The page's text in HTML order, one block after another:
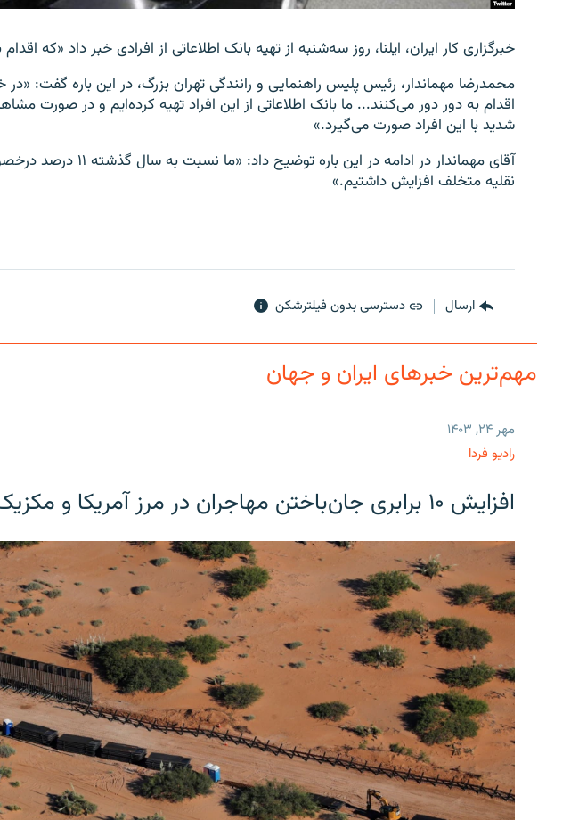
خبرگزاری کار ایران،‌ ایلنا، روز سه‌شنبه از تهیه بانک اطلاعاتی از افرادی خبر داد «که
محمدرضا مهماندار، رئیس پلیس راهنمایی و رانندگی تهران بزرگ، در این باره گفت:
اقدام به دور دور می‌کنند... ما بانک اطلاعاتی از این افراد تهیه کرده‌ایم و در صورت
شدید با این افراد صورت می‌گیرد.»
آقای مهماندار در ادامه در این
نقلیه متخلف افزایش داشتیم.»
ارسال دسترسی بدون فیلترشکن
مهم‌ترین خبرهای ایران و جهان
مهر ۲۴, ۱۴۰۳
رادیو فردا
افزایش ۱۰ برابری جان‌باختن مهاجران در مرز آمریکا و مکزیک